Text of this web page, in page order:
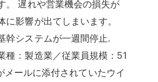
。 遅れや営業機会の損失が
影響が出てしまいます。
幹システムが一週間停止.
種：製造業／従業員規模：51
メールに添付されていたウイ